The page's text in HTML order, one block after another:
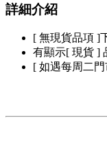
詳細介紹
[ 無現貨品項 ]
有顯示[ 現貨 ]
[ 如遇每周二